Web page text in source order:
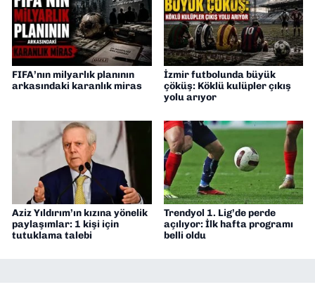
FIFA’nın milyarlık planının
arkasındaki karanlık miras
İzmir futbolunda büyük
çöküş: Köklü kulüpler çıkış
yolu arıyor
Aziz Yıldırım’ın kızına yönelik
paylaşımlar: 1 kişi için
tutuklama talebi
Trendyol 1. Lig’de perde
açılıyor: İlk hafta programı
belli oldu